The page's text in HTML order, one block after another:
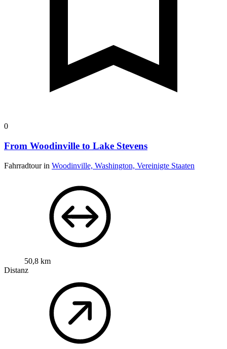
0
From Woodinville to Lake Stevens
Fahrradtour in Woodinville, Washington, Vereinigte Staaten
50,8 km
Distanz